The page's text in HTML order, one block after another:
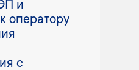
и
оператору
с